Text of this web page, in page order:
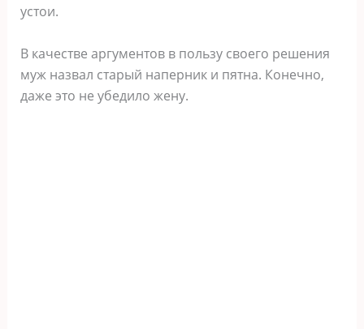
устои.
В качестве аргументов в пользу своего решения
муж назвал старый наперник и пятна. Конечно,
даже это не убедило жену.